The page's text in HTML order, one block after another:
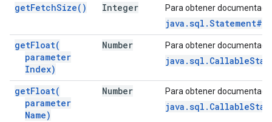
getFetchSize( ) Integer Para obtener
getFloat(
parameter
Index)
Number Para obtener
getFloat(
parameter
Name)
Number Para obtener